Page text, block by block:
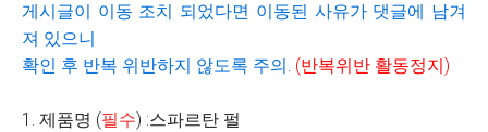
게시글이 이동 조치 되었다면 이동된 사유가 댓글에 남겨
져 있으니
확인 후 반복 위반하지 않도록 주의. (반복위반 활동정지)
1. 제품명 (필수) :스파르탄 펄